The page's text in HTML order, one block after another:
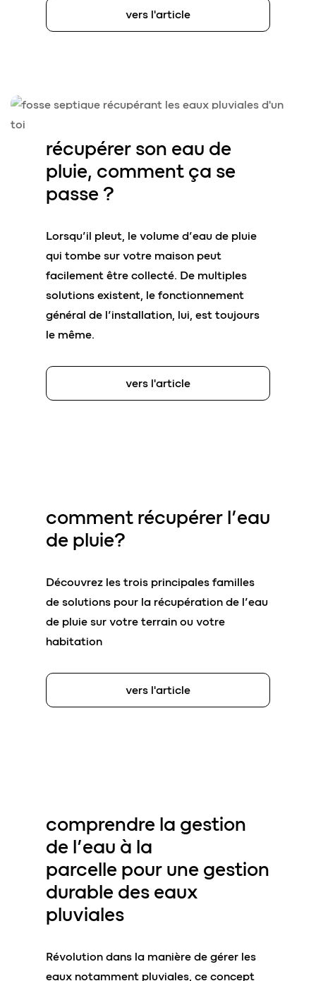
vers l'article
récupérer son eau de
pluie, comment ça se
passe ?
Lorsqu’il pleut, le volume d’eau de pluie
qui tombe sur votre maison peut
facilement être collecté. De multiples
solutions existent, le fonctionnement
général de l’installation, lui, est toujours
le même.
vers l'article
comment récupérer l’eau
de pluie?
Découvrez les trois principales familles
de solutions pour la récupération de l’eau
de pluie sur votre terrain ou votre
habitation
vers l'article
comprendre la gestion
de l’eau à la
parcelle pour une gestion
durable des eaux
pluviales
Révolution dans la manière de gérer les
eaux notamment pluviales, ce concept